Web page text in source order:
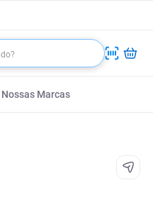
Nossas Marcas